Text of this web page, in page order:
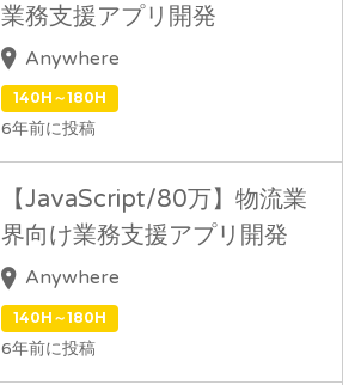
業務支援アプリ開発
Anywhere
140H～180H
6年前に投稿
【JavaScript/80万】物流業
界向け業務支援アプリ開発
Anywhere
140H～180H
6年前に投稿